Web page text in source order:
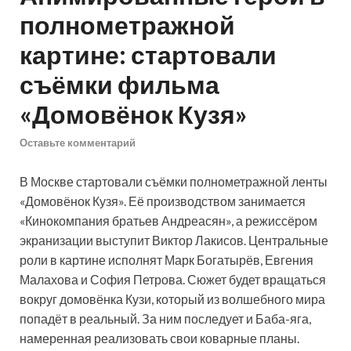
полнометражной
картине: стартовали
съёмки фильма
«Домовёнок Кузя»
Оставьте комментарий
В Москве стартовали съёмки полнометражной ленты
«Домовёнок Кузя». Её производством занимается
«Кинокомпания братьев Андреасян», а режиссёром
экранизации выступит Виктор Лакисов. Центральные
роли в картине исполнят Марк Богатырёв, Евгения
Малахова и София Петрова. Сюжет будет вращаться
вокруг домовёнка Кузи, который из волшебного мира
попадёт в реальный. За ним последует и Баба-яга,
намеренная реализовать свои коварные планы.